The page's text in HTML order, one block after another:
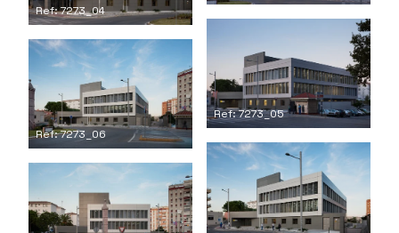
Ref: 7273_04
Ref: 7273_05
Ref: 7273_06